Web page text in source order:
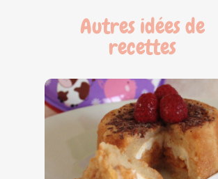
Autres idées de
recettes